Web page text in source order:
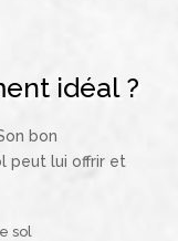
idéal ?
bon
peut lui offrir et
sol